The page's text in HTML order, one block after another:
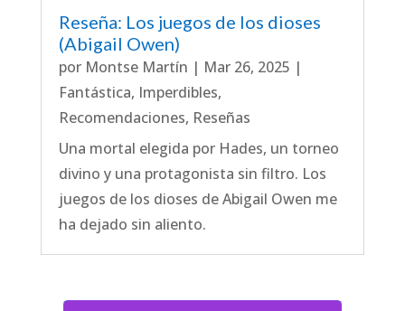
Reseña: Los juegos de los dioses
(Abigail Owen)
por Montse Martín | Mar 26, 2025 |
Fantástica, Imperdibles,
Recomendaciones, Reseñas
Una mortal elegida por Hades, un torneo
divino y una protagonista sin filtro. Los
juegos de los dioses de Abigail Owen me
ha dejado sin aliento.